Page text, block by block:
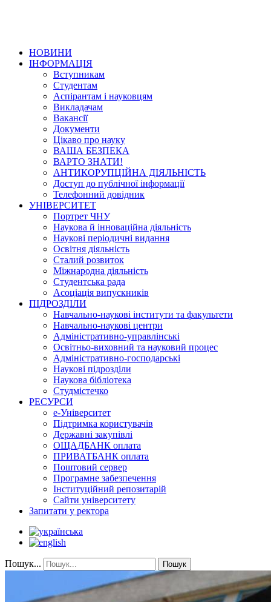
НОВИНИ
ІНФОРМАЦІЯ
Вступникам
Студентам
Аспірантам і науковцям
Викладачам
Вакансії
Документи
Цікаво про науку
ВАША БЕЗПЕКА
ВАРТО ЗНАТИ!
АНТИКОРУПЦІЙНА ДІЯЛЬНІСТЬ
Доступ до публічної інформації
Телефонний довідник
УНІВЕРСИТЕТ
Портрет ЧНУ
Наукова й інноваційна діяльність
Наукові періодичні видання
Освітня діяльність
Сталий розвиток
Міжнародна діяльність
Студентська рада
Асоціація випускників
ПІДРОЗДІЛИ
Навчально-наукові інститути та факультети
Навчально-наукові центри
Адміністративно-управлінські
Освітньо-виховний та науковий процес
Адміністративно-господарські
Наукові підрозділи
Наукова бібліотека
Студмістечко
РЕСУРСИ
е-Університет
Підтримка користувачів
Державні закупівлі
ОЩАДБАНК оплата
ПРИВАТБАНК оплата
Поштовий сервер
Програмне забезпечення
Інституційний репозитарій
Сайти університету
Запитати у ректора
Пошук... Пошук